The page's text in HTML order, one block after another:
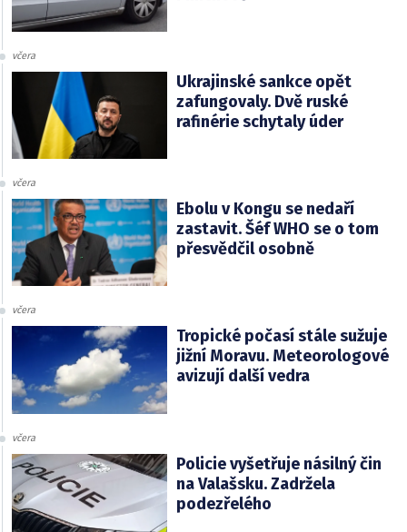
včera
Ukrajinské sankce opět
zafungovaly. Dvě ruské
rafinérie schytaly úder
včera
Ebolu v Kongu se nedaří
zastavit. Šéf WHO se o tom
přesvědčil osobně
včera
Tropické počasí stále sužuje
jižní Moravu. Meteorologové
avizují další vedra
včera
Policie vyšetřuje násilný čin
na Valašsku. Zadržela
podezřelého